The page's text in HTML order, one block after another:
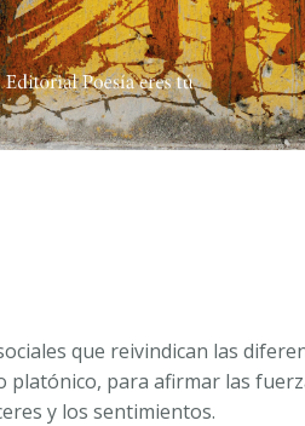
que reivindican las
platónico, para afirmar las
y los sentimientos.